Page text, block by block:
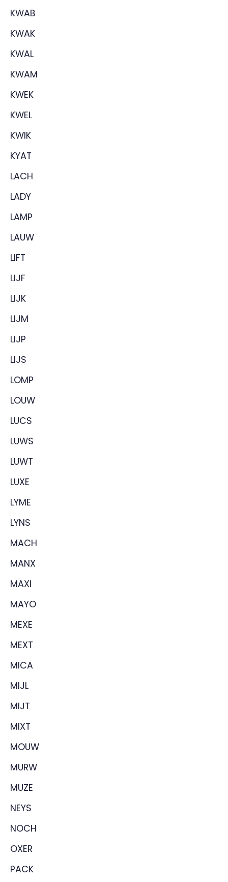
KWAB
KWAK
KWAL
KWAM
KWEK
KWEL
KWIK
KYAT
LACH
LADY
LAMP
LAUW
LIFT
LIJF
LIJK
LIJM
LIJP
LIJS
LOMP
LOUW
LUCS
LUWS
LUWT
LUXE
LYME
LYNS
MACH
MANX
MAXI
MAYO
MEXE
MEXT
MICA
MIJL
MIJT
MIXT
MOUW
MURW
MUZE
NEYS
NOCH
OXER
PACK